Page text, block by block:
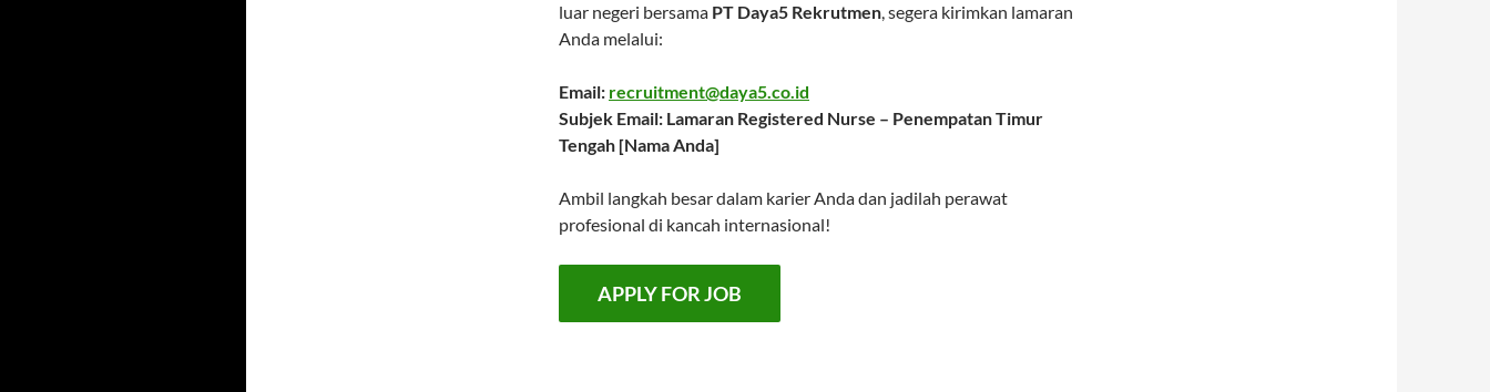
luar negeri bersama PT Daya5 Rekrutmen, segera kirimkan lamaran
Anda melalui:
Email: recruitment@daya5.co.id
Subjek Email: Lamaran Registered Nurse – Penempatan Timur
Tengah [Nama Anda]
Ambil langkah besar dalam karier Anda dan jadilah perawat
profesional di kancah internasional!